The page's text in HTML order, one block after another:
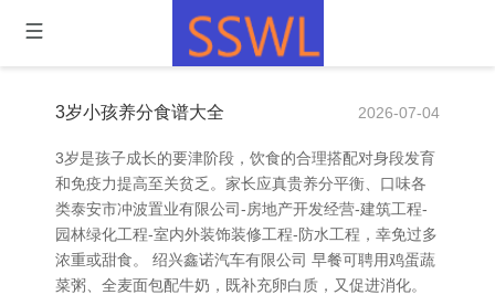
3岁小孩养分食谱大全 2026-07-04
3岁是孩子成长的要津阶段，饮食的合理搭配对身段发育
和免疫力提高至关贫乏。家长应真贵养分平衡、口味各
类泰安市冲波置业有限公司-房地产开发经营-建筑工程-
园林绿化工程-室内外装饰装修工程-防水工程，幸免过多
浓重或甜食。 绍兴鑫诺汽车有限公司 早餐可聘用鸡蛋蔬
菜粥、全麦面包配牛奶，既补充卵白质，又促进消化。